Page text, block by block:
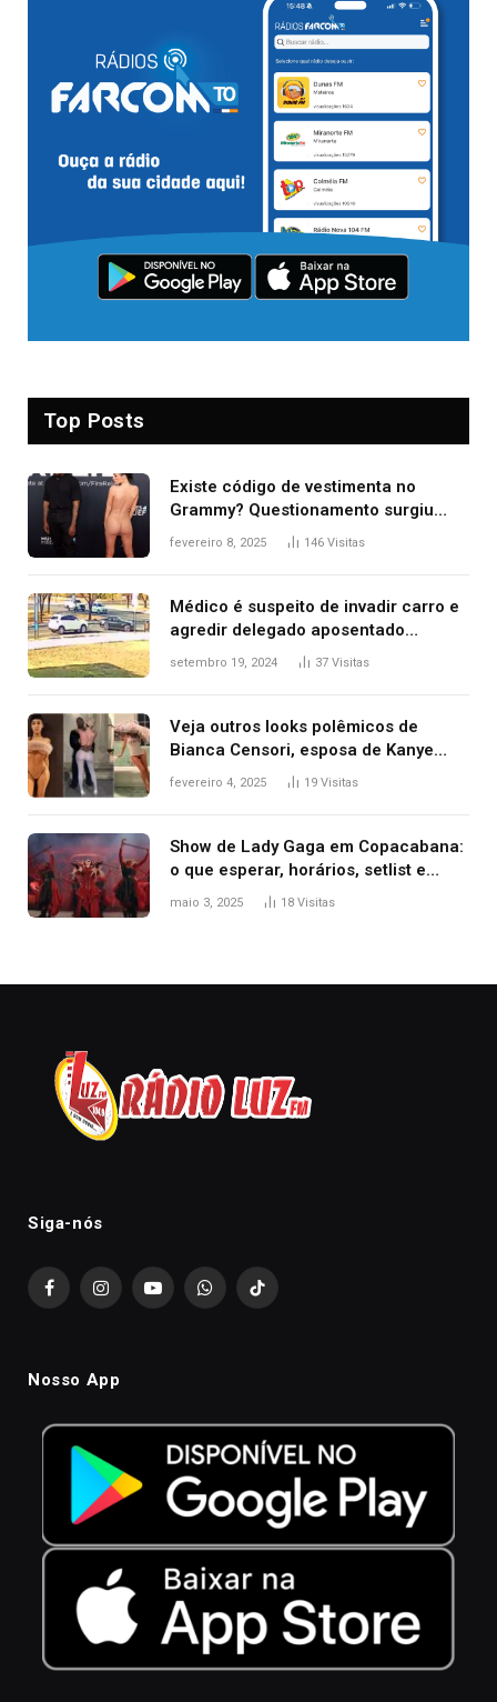
Top Posts
Existe código de vestimenta no
Grammy? Questionamento surgiu
após Bianca Censori, mulher de
fevereiro 8, 2025 146 Visitas
Médico é suspeito de invadir carro e
agredir delegado aposentado
durante confusão no trânsito
setembro 19, 2024 37 Visitas
Veja outros looks polêmicos de
Bianca Censori, esposa de Kanye
West que apareceu nua no Grammy
fevereiro 4, 2025 19 Visitas
Show de Lady Gaga em Copacabana:
o que esperar, horários, setlist e
onde assistir
maio 3, 2025 18 Visitas
Siga-nós
FacebookInstagramYouTubeWhatsAppTikTok
Nosso App